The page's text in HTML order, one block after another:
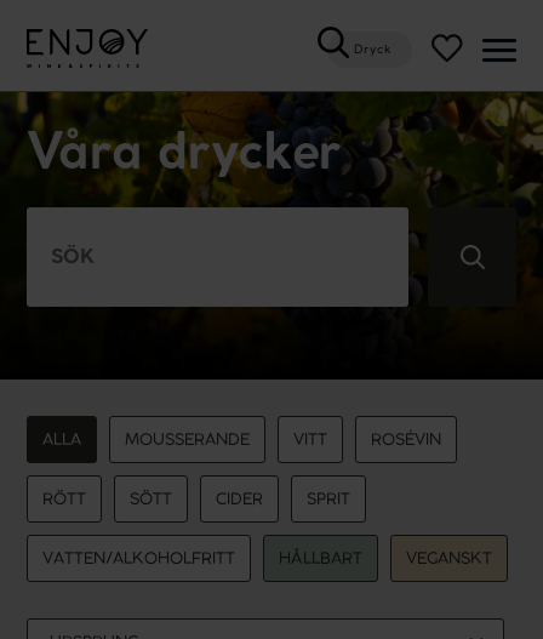
Dryck
Våra drycker
ALLA MOUSSERANDE VITT ROSÉVIN
RÖTT SÖTT CIDER SPRIT
VATTEN/ALKOHOLFRITT HÅLLBART VEGANSKT